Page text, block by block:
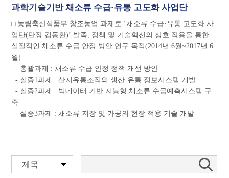
과학기술기반 채소류 수급·유통 고도화 사업단
□ 농림축산식품부 창조농업 과제로 ‘채소류 수급·유통 고도화 사
업단(단장 김동환)’ 발족, 정책 및 기술혁신의 상호 작용을 통한
실질적인 채소류 수급 안정 방안 연구 목적(2014년 6월~2017년 6
월)
- 총괄과제 : 채소류 수급 안정 정책 개선 방안
- 실증1과제 : 산지유통조직의 생산·유통 정보시스템 개발
- 실증2과제 : 빅데이터 기반 지능형 채소류 수급예측시스템 구
축
- 실증3과제 : 채소류 저장 및 가공의 현장 적용 기술 개발
제목